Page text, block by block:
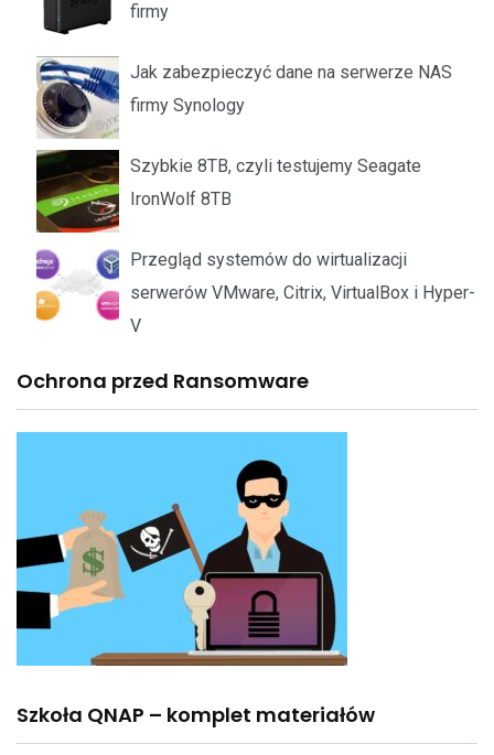
firmy
Jak zabezpieczyć dane na serwerze NAS
firmy Synology
Szybkie 8TB, czyli testujemy Seagate
IronWolf 8TB
Przegląd systemów do wirtualizacji
serwerów VMware, Citrix, VirtualBox i Hyper-
V
Ochrona przed Ransomware
Szkoła QNAP – komplet materiałów